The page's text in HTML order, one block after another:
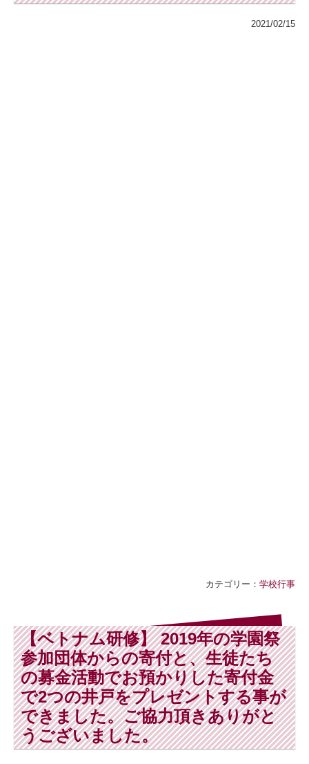
2021/02/15
カテゴリー： 学校行事
【ベトナム研修】 2019年の学園祭
参加団体からの寄付と、生徒たち
の募金活動でお預かりした寄付金
で2つの井戸をプレゼントする事が
できました。ご協力頂きありがと
うございました。